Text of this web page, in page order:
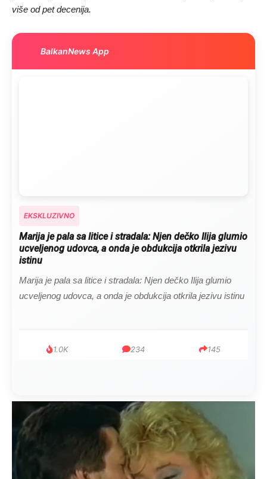
više od pet decenija.
BalkanNews App
EKSKLUZIVNO
Marija je pala sa litice i stradala: Njen dečko Ilija glumio
ucveljenog udovca, a onda je obdukcija otkrila jezivu
istinu
Marija je pala sa litice i stradala: Njen dečko Ilija glumio
ucveljenog udovca, a onda je obdukcija otkrila jezivu istinu
1.0K 234 145